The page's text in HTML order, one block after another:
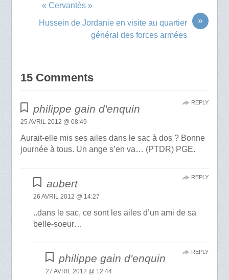
« Cervantès »
»
Hussein de Jordanie en visite au quartier
général des forces armées
15 Comments
philippe gain d'enquin
25 AVRIL 2012 @ 08:49
Aurait-elle mis ses ailes dans le sac à dos ? Bonne
journée à tous. Un ange s’en va… (PTDR) PGE.
REPLY
aubert
26 AVRIL 2012 @ 14:27
..dans le sac, ce sont les ailes d’un ami de sa
belle-soeur…
REPLY
philippe gain d'enquin
27 AVRIL 2012 @ 12:44
REPLY